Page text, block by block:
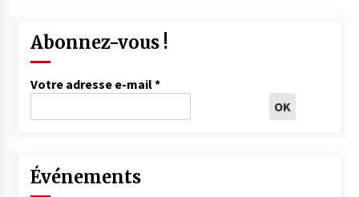
Abonnez-vous !
Votre adresse e-mail*
Événements